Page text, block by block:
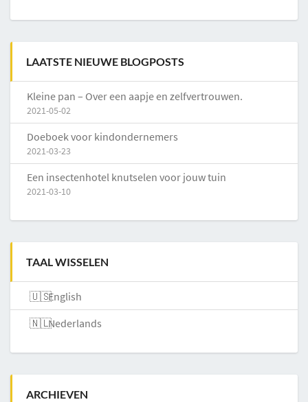
LAATSTE NIEUWE BLOGPOSTS
Kleine pan – Over een aapje en zelfvertrouwen.
2021-05-02
Doeboek voor kindondernemers
2021-03-23
Een insectenhotel knutselen voor jouw tuin
2021-03-10
TAAL WISSELEN
English
Nederlands
ARCHIEVEN